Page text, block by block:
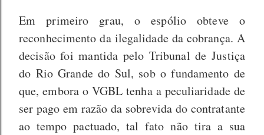
Em primeiro grau, o espólio obteve o
reconhecimento da ilegalidade da cobrança. A
decisão foi mantida pelo Tribunal de Justiça
do Rio Grande do Sul, sob o fundamento de
que, embora o VGBL tenha a peculiaridade de
ser pago em razão da sobrevida do contratante
ao tempo pactuado, tal fato não tira a sua